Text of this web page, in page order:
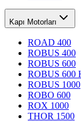
Kapı Motorları
ROAD 400
ROBUS 400
ROBUS 600
ROBUS 600
ROBUS 1000
ROBO 600
ROX 1000
THOR 1500